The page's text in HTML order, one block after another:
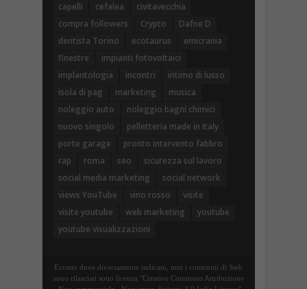
capelli
cefalea
civitavecchia
compra followers
Crypto
Dafne D
dentista Torino
ecotaurus
emicrania
finestre
impianti fotovoltaici
implantologia
incontri
intimo di lusso
isola di pag
marketing
musica
noleggio auto
noleggio bagni chimici
nuovo singolo
pelletteria made in Italy
porte garage
pronto intervento fabbro
rap
roma seo
sicurezza sul lavoro
social media marketing
social network
views YouTube
vino rosso
visite
visite youtube
web marketing
youtube
youtube visualizzazioni
Eccetto dove diversamente indicato, tutti i contenuti di Steb
sono rilasciati sotto licenza "Creative Commons Attribuzione